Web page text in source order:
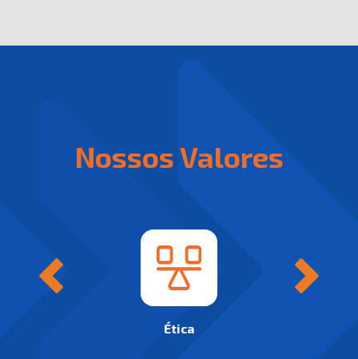
Nossos Valores
Ética